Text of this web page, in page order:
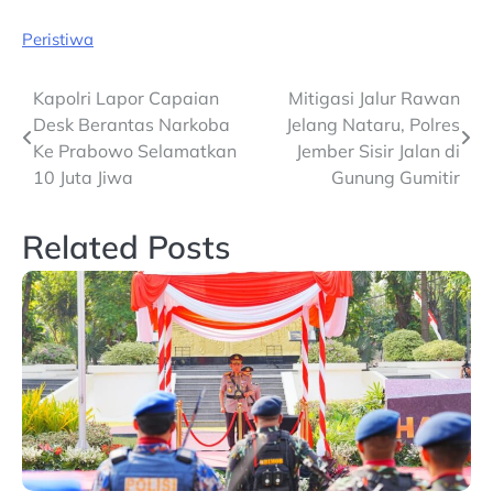
Peristiwa
Post
navigation
Kapolri Lapor Capaian
Desk Berantas Narkoba
Ke Prabowo Selamatkan
10 Juta Jiwa
Mitigasi Jalur Rawan
Jelang Nataru, Polres
Jember Sisir Jalan di
Gunung Gumitir
Related Posts